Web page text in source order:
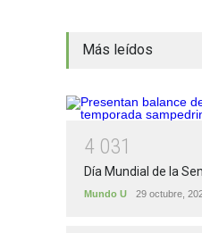
Más leídos
4 031
Día Mundial de la
Mundo U 29 octubre,